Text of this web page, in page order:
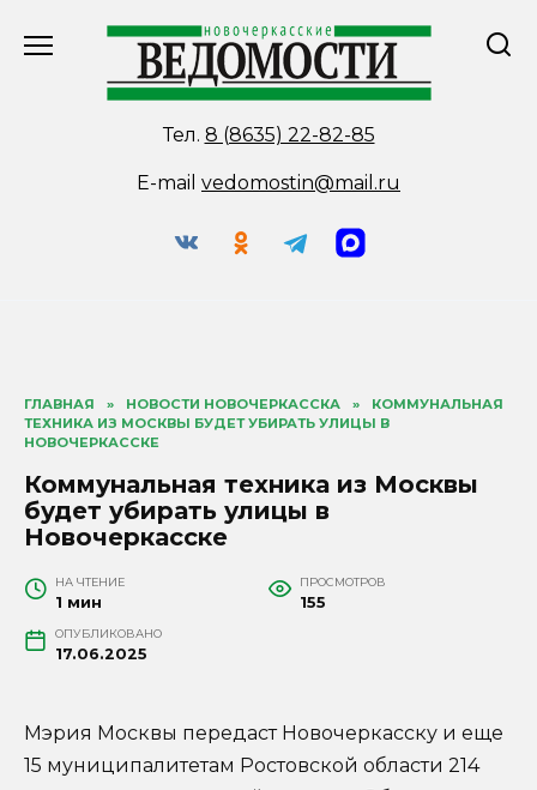
Тел. 8 (8635) 22-82-85
E-mail vedomostin@mail.ru
ГЛАВНАЯ » НОВОСТИ НОВОЧЕРКАССКА »
КОММУНАЛЬНАЯ
ТЕХНИКА ИЗ МОСКВЫ БУДЕТ УБИРАТЬ УЛИЦЫ В
НОВОЧЕРКАССКЕ
Коммунальная техника из Москвы
будет убирать улицы в
Новочеркасске
НА ЧТЕНИЕ
1 мин
ПРОСМОТРОВ
155
ОПУБЛИКОВАНО
17.06.2025
Мэрия Москвы передаст Новочеркасску и еще
15 муниципалитетам Ростовской области 214